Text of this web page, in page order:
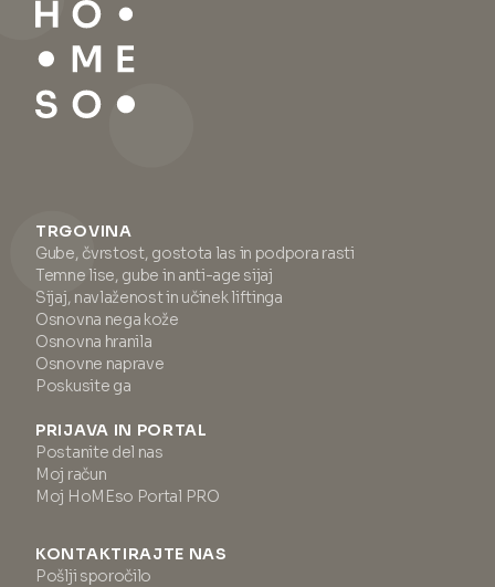
TRGOVINA
Gube, čvrstost, gostota las in podpora rasti
Temne lise, gube in anti-age sijaj
Sijaj, navlaženost in učinek liftinga
Osnovna nega kože
Osnovna hranila
Osnovne naprave
Poskusite ga
PRIJAVA IN PORTAL
Postanite del nas
Moj račun
Moj HoMEso Portal PRO
KONTAKTIRAJTE NAS
Pošlji sporočilo